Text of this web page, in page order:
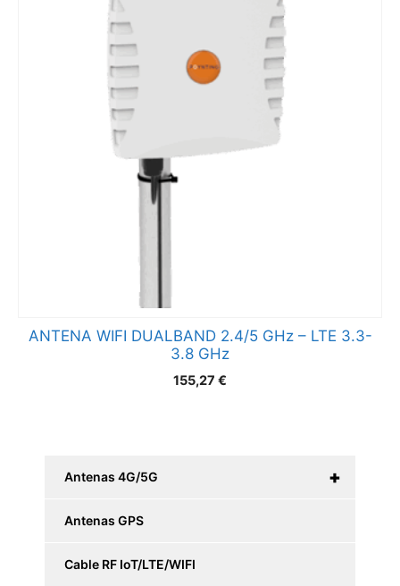
ANTENA WIFI DUALBAND 2.4/5 GHz – LTE 3.3-
3.8 GHz
155,27 €
+
Antenas 4G/5G
Antenas GPS
Cable RF IoT/LTE/WIFI